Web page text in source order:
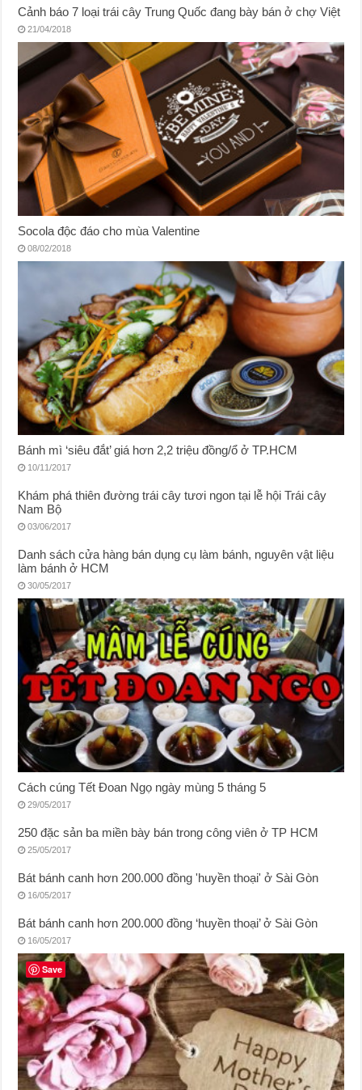
Cảnh báo 7 loại trái cây Trung Quốc đang bày bán ở chợ Việt
21/04/2018
Socola độc đáo cho mùa Valentine
08/02/2018
Bánh mì ‘siêu đắt’ giá hơn 2,2 triệu đồng/ổ ở TP.HCM
10/11/2017
Khám phá thiên đường trái cây tươi ngon tại lễ hội Trái cây
Nam Bộ
03/06/2017
Danh sách cửa hàng bán dụng cụ làm bánh, nguyên vật liệu
làm bánh ở HCM
30/05/2017
Cách cúng Tết Đoan Ngọ ngày mùng 5 tháng 5
29/05/2017
250 đặc sản ba miền bày bán trong công viên ở TP HCM
25/05/2017
Bát bánh canh hơn 200.000 đồng 'huyền thoại' ở Sài Gòn
16/05/2017
Bát bánh canh hơn 200.000 đồng ‘huyền thoại’ ở Sài Gòn
16/05/2017
Save